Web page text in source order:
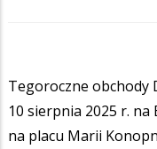
Tegoroczne obchody
10 sierpnia 2025 r.
na placu Marii